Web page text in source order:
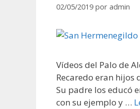
02/05/2019 por admin
Vídeos del Palo de
Recaredo eran hijos
Su padre los educó
con su ejemplo y …